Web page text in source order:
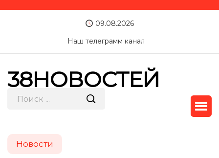
09.08.2026
Наш телеграмм канал
38НОВОСТЕЙ
Новости